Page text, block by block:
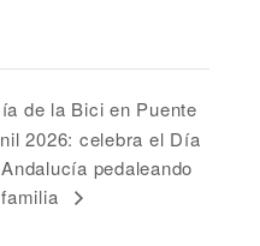
de la Bici en Puente
2026: celebra el Día
pedaleando